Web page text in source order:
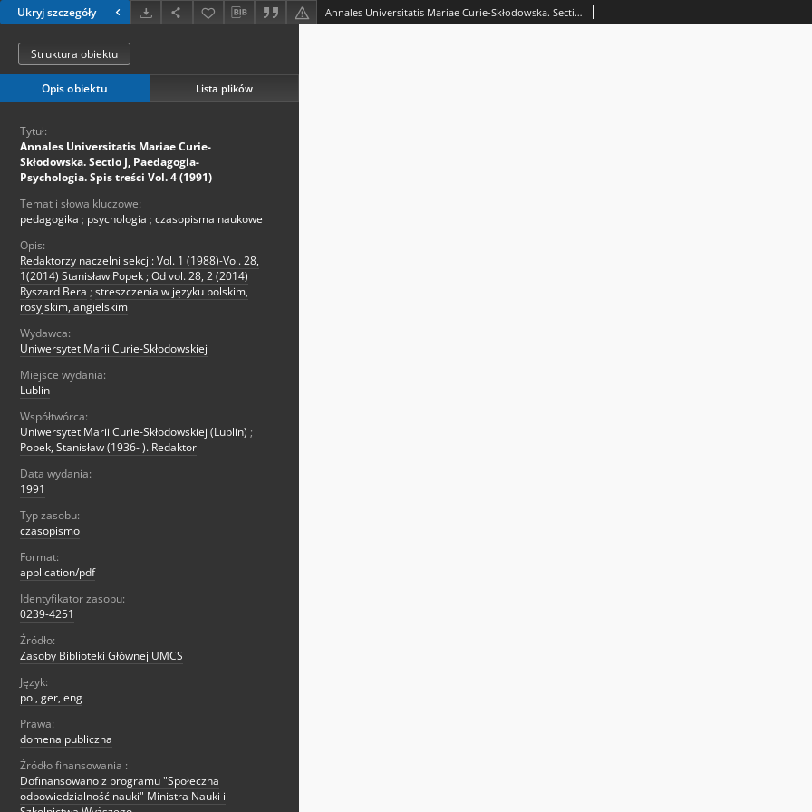
Ukryj szczegóły Annales Universitatis Mariae Curie-Skłodowska. Sectio J, Paedagogia-Psychologia. Spis treści Vol. 4 (1991)
Struktura obiektu
Opis obiektu Lista plików
Tytuł:
Annales Universitatis Mariae Curie-
Skłodowska. Sectio J, Paedagogia-
Psychologia. Spis treści Vol. 4 (1991)
Temat i słowa kluczowe:
pedagogika ; psychologia ; czasopisma naukowe
Opis:
Redaktorzy naczelni sekcji: Vol. 1 (1988)-Vol. 28,
1(2014) Stanisław Popek ; Od vol. 28, 2 (2014)
Ryszard Bera ; streszczenia w języku polskim,
rosyjskim, angielskim
Wydawca:
Uniwersytet Marii Curie-Skłodowskiej
Miejsce wydania:
Lublin
Współtwórca:
Uniwersytet Marii Curie-Skłodowskiej (Lublin) ;
Popek, Stanisław (1936- ). Redaktor
Data wydania:
1991
Typ zasobu:
czasopismo
Format:
application/pdf
Identyfikator zasobu:
0239-4251
Źródło:
Zasoby Biblioteki Głównej UMCS
Język:
pol, ger, eng
Prawa:
domena publiczna
Źródło finansowania :
Dofinansowano z programu "Społeczna
odpowiedzialność nauki" Ministra Nauki i